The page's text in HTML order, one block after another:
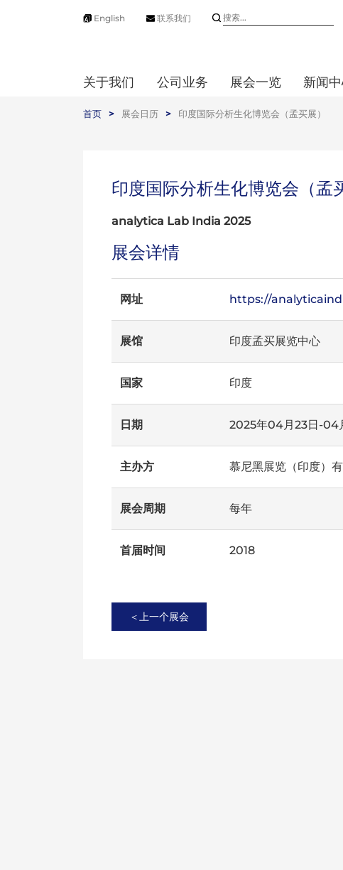
English 联系我们
关于我们 公司业务 展会一览 新闻
首页 > 展会日历 > 印度国际分析生化博览会（孟买展）
印度国际分析生化博览会（孟
analytica Lab India 2025
展会详情
网址 https://
展馆 印度孟买展览中心
国家 印度
日期 2025年04月23日-04
主办方 慕尼黑展览（印度）
展会周期 每年
首届时间 2018
＜上一个展会